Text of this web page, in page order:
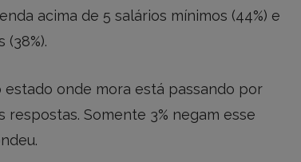
acima de 5 salários mínimos (44%) e
onde mora está passando por
respostas. Somente 3% negam esse